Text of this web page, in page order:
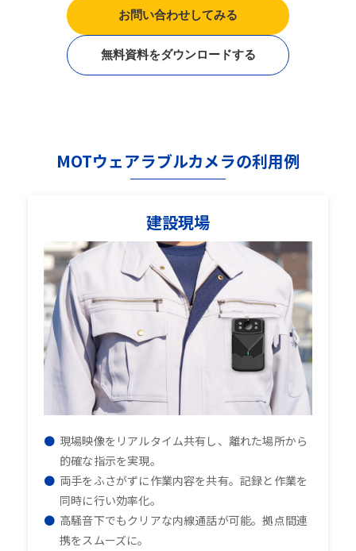
お問い合わせしてみる
無料資料をダウンロードする
MOTウェアラブルカメラの利用例
建設現場
現場映像をリアルタイム共有し、離れた場所から
的確な指示を実現。
両手をふさがずに作業内容を共有。記録と作業を
同時に行い効率化。
高騒音下でもクリアな内線通話が可能。拠点間連
携をスムーズに。